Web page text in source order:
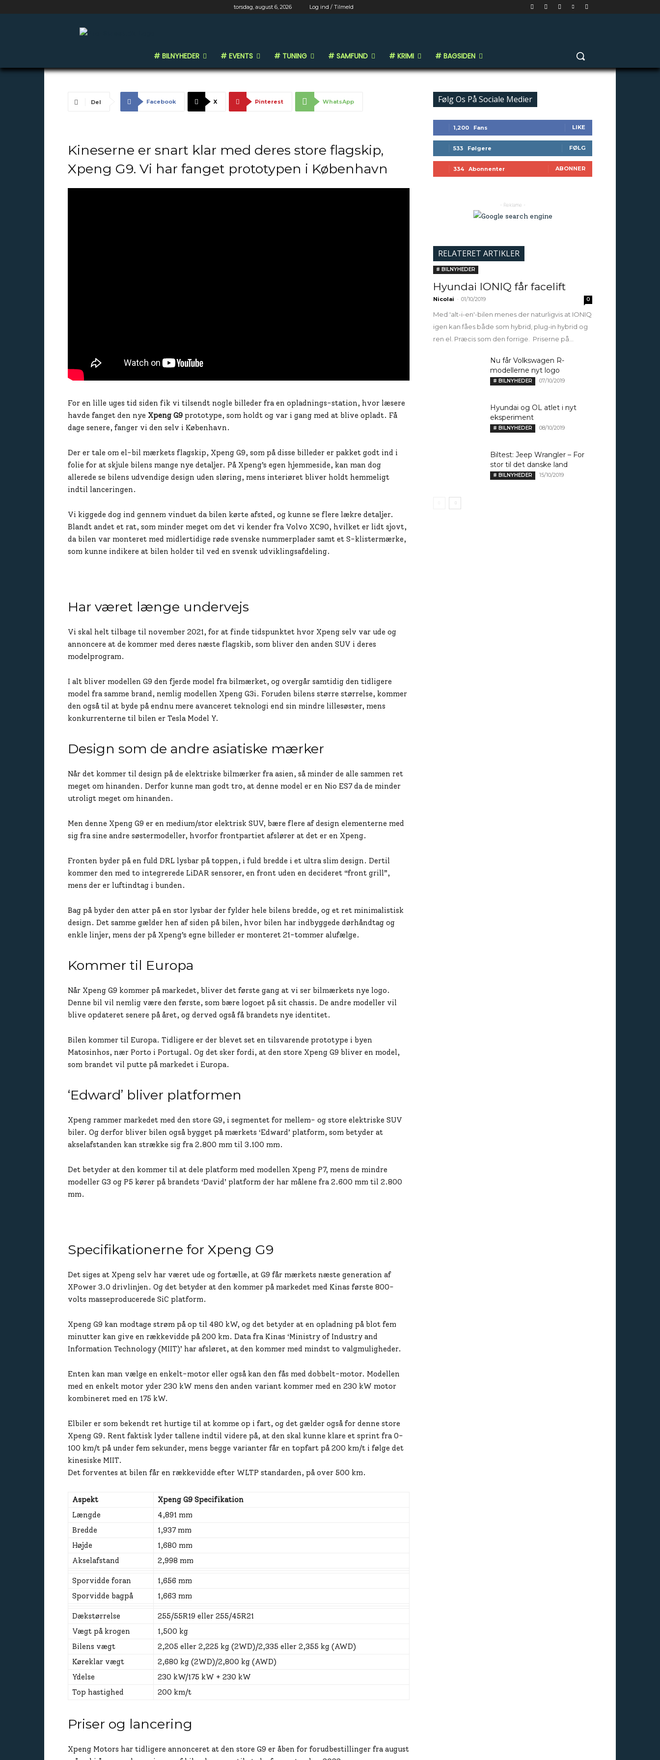
torsdag, august 6, 2026 Log ind / Tilmeld
# BILNYHEDER # EVENTS # TUNING # SAMFUND # KRIMI # BAGSIDEN
SPYSHOTS: Xpeng G9 prototype fanget i
København
Del Facebook X Pinterest WhatsApp
Kineserne er snart klar med deres store flagskip,
Xpeng G9. Vi har fanget prototypen i København
For en lille uges tid siden fik vi tilsendt nogle billeder fra en opladnings-station, hvor læsere
havde fanget den nye Xpeng G9 prototype, som holdt og var i gang med at blive opladt. Få
dage senere, fanger vi den selv i København.
Der er tale om el-bil mærkets flagskip, Xpeng G9, som på disse billeder er pakket godt ind i
folie for at skjule bilens mange nye detaljer. På Xpeng’s egen hjemmeside, kan man dog
allerede se bilens udvendige design uden sløring, mens interiøret bliver holdt hemmeligt
indtil lanceringen.
Vi kiggede dog ind gennem vinduet da bilen kørte afsted, og kunne se flere lækre detaljer.
Blandt andet et rat, som minder meget om det vi kender fra Volvo XC90, hvilket er lidt sjovt,
da bilen var monteret med midlertidige røde svenske nummerplader samt et S-klistermærke,
som kunne indikere at bilen holder til ved en svensk udviklingsafdeling.
Har været længe undervejs
Vi skal helt tilbage til november 2021, for at finde tidspunktet hvor Xpeng selv var ude og
annoncere at de kommer med deres næste flagskib, som bliver den anden SUV i deres
modelprogram.
I alt bliver modellen G9 den fjerde model fra bilmærket, og overgår samtidig den tidligere
model fra samme brand, nemlig modellen Xpeng G3i. Foruden bilens større størrelse, kommer
den også til at byde på endnu mere avanceret teknologi end sin mindre lillesøster, mens
konkurrenterne til bilen er Tesla Model Y.
Design som de andre asiatiske mærker
Når det kommer til design på de elektriske bilmærker fra asien, så minder de alle sammen ret
meget om hinanden. Derfor kunne man godt tro, at denne model er en Nio ES7 da de minder
utroligt meget om hinanden.
Men denne Xpeng G9 er en medium/stor elektrisk SUV, bære flere af design elementerne med
sig fra sine andre søstermodeller, hvorfor frontpartiet afslører at det er en Xpeng.
Fronten byder på en fuld DRL lysbar på toppen, i fuld bredde i et ultra slim design. Dertil
kommer den med to integrerede LiDAR sensorer, en front uden en decideret “front grill”,
mens der er luftindtag i bunden.
Bag på byder den atter på en stor lysbar der fylder hele bilens bredde, og et ret minimalistisk
design. Det samme gælder hen af siden på bilen, hvor bilen har indbyggede dørhåndtag og
enkle linjer, mens der på Xpeng’s egne billeder er monteret 21-tommer alufælge.
Kommer til Europa
Når Xpeng G9 kommer på markedet, bliver det første gang at vi ser bilmærkets nye logo.
Denne bil vil nemlig være den første, som bære logoet på sit chassis. De andre modeller vil
blive opdateret senere på året, og derved også få brandets nye identitet.
Bilen kommer til Europa. Tidligere er der blevet set en tilsvarende prototype i byen
Matosinhos, nær Porto i Portugal. Og det sker fordi, at den store Xpeng G9 bliver en model,
som brandet vil putte på markedet i Europa.
‘Edward’ bliver platformen
Xpeng rammer markedet med den store G9, i segmentet for mellem- og store elektriske SUV
biler. Og derfor bliver bilen også bygget på mærkets ‘Edward’ platform, som betyder at
akselafstanden kan strække sig fra 2.800 mm til 3.100 mm.
Det betyder at den kommer til at dele platform med modellen Xpeng P7, mens de mindre
modeller G3 og P5 kører på brandets ‘David’ platform der har målene fra 2.600 mm til 2.800
mm.
Specifikationerne for Xpeng G9
Det siges at Xpeng selv har været ude og fortælle, at G9 får mærkets næste generation af
XPower 3.0 drivlinjen. Og det betyder at den kommer på markedet med Kinas første 800-
volts masseproducerede SiC platform.
Xpeng G9 kan modtage strøm på op til 480 kW, og det betyder at en opladning på blot fem
minutter kan give en rækkevidde på 200 km. Data fra Kinas ‘Ministry of Industry and
Information Technology (MIIT)’ har afsløret, at den kommer med mindst to valgmuligheder.
Enten kan man vælge en enkelt-motor eller også kan den fås med dobbelt-motor. Modellen
med en enkelt motor yder 230 kW mens den anden variant kommer med en 230 kW motor
kombineret med en 175 kW.
Elbiler er som bekendt ret hurtige til at komme op i fart, og det gælder også for denne store
Xpeng G9. Rent faktisk lyder tallene indtil videre på, at den skal kunne klare et sprint fra 0-
100 km/t på under fem sekunder, mens begge varianter får en topfart på 200 km/t i følge det
kinesiske MIIT.
Det forventes at bilen får en rækkevidde efter WLTP standarden, på over 500 km.
Aspekt
Xpeng G9 Specifikation
Længde
4,891 mm
Bredde
1,937 mm
Højde
1,680 mm
Akselafstand
2,998 mm
Sporvidde foran
1,656 mm
Sporvidde bagpå
1,663 mm
Dækstørrelse
255/55R19 eller 255/45R21
Vægt på krogen
1,500 kg
Bilens vægt
2,205 eller 2,225 kg (2WD)/2,335 eller 2,355 kg (AWD)
Køreklar vægt
2,680 kg (2WD)/2,800 kg (AWD)
Ydelse
230 kW/175 kW + 230 kW
Top hastighed
200 km/t
Priser og lancering
Xpeng Motors har tidligere annonceret at den store G9 er åben for forudbestillinger fra august
Følg Os På Sociale Medier
1,200 Fans LIKE
533 Følgere FØLG
334 Abonnenter ABONNER
- Reklame -
RELATERET ARTIKLER
# BILNYHEDER
Hyundai IONIQ får facelift
Nicolai - 01/10/2019 0
Med 'alt-i-en'-bilen menes der naturligvis at IONIQ
igen kan fåes både som hybrid, plug-in hybrid og
ren el. Præcis som den forrige. Priserne på...
Nu får Volkswagen R-
modellerne nyt logo
# BILNYHEDER 07/10/2019
Hyundai og OL atlet i nyt
eksperiment
# BILNYHEDER 08/10/2019
Biltest: Jeep Wrangler – For
stor til det danske land
# BILNYHEDER 15/10/2019